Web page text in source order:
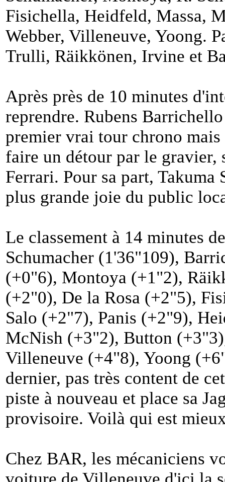
Fisichella, Heidfeld, Massa,
Webber, Villeneuve, Yoong.
Trulli, Räikkönen, Irvine et
Après près de 10 minutes
reprendre. Rubens
premier vrai tour chrono mais
faire un détour par le gravier,
Ferrari. Pour sa part, Takuma
plus grande joie du public
Le classement à 14 minutes
Schumacher (1'36"109),
(+0"6), Montoya (+1"2),
(+2"0), De la Rosa (+2"5),
Salo (+2"7), Panis (+2"9),
McNish (+3"2), Button
Villeneuve (+4"8), Yoong
dernier, pas très content de
piste à nouveau et place sa
provisoire. Voilà qui est
Chez BAR, les mécaniciens